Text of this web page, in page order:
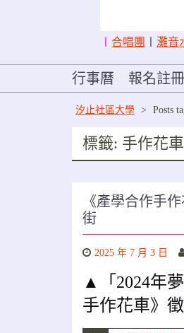
合唱團 灘音
行事曆 報名註冊
汐止社區大學 > Posts
標籤: 手作花車
《產學合作手
街
2025 年 7 月 3 日
▲「2024年
手作花車》徵